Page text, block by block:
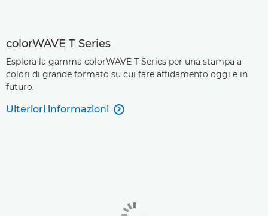
colorWAVE T Series
Esplora la gamma colorWAVE T Series per una stampa a
colori di grande formato su cui fare affidamento oggi e in
futuro.
Ulteriori informazioni 